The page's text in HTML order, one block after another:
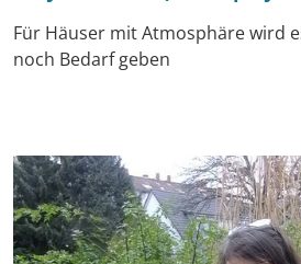
Für Häuser mit Atmosphäre wird
noch Bedarf geben